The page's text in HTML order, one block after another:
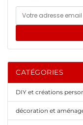
CATÉGORIES
DIY et créations
décoration et